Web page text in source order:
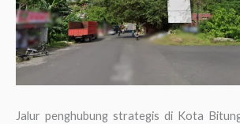
Jalur penghubung strategis di Kota